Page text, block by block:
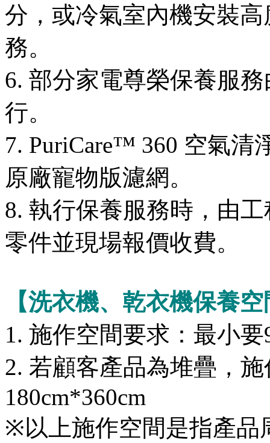
分，或冷氣室內機安裝
務。
6. 部分家電尊榮保養服
行。
7. PuriCare™ 360 空氣清
原廠寵物版濾網。
8. 執行保養服務時，由
零件並現場報價收費。
【洗衣機、乾衣機保養
1. 施作空間要求：最小要
2. 若顧客產品為堆疊，
180cm*360cm
※以上施作空間是指產品